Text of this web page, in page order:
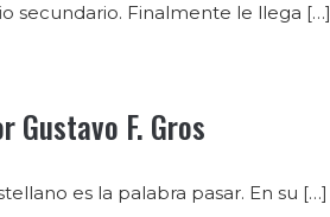
secundario. Finalmente le llega […]
F. Gros
es la palabra pasar. En su […]